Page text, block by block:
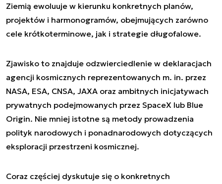
Ziemią ewoluuje w kierunku konkretnych planów,
projektów i harmonogramów, obejmujących zarówno
cele krótkoterminowe, jak i strategie długofalowe.
Zjawisko to znajduje odzwierciedlenie w deklaracjach
agencji kosmicznych reprezentowanych m. in. przez
NASA, ESA, CNSA, JAXA oraz ambitnych inicjatywach
prywatnych podejmowanych przez SpaceX lub Blue
Origin. Nie mniej istotne są metody prowadzenia
polityk narodowych i ponadnarodowych dotyczących
eksploracji przestrzeni kosmicznej.
Coraz częściej dyskutuje się o konkretnych